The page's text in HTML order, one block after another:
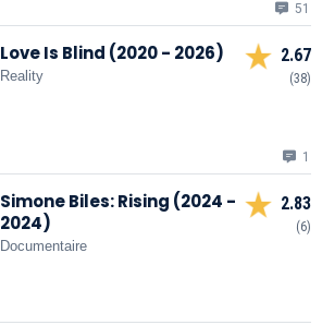
51
Love Is Blind (2020 - 2026)
Reality
2.67
(38)
1
Simone Biles: Rising (2024 -
2024)
Documentaire
2.83
(6)